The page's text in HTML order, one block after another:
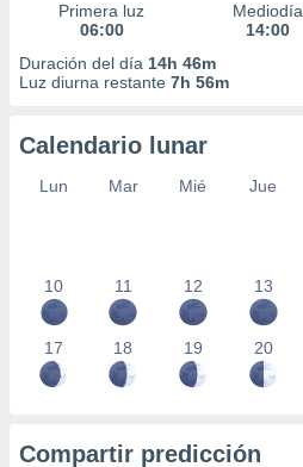
Primera luz
06:00
Mediodía
14:00
Duración del día 14h 46m
Luz diurna restante 7h 56m
Calendario lunar
Lun Mar Mié Jue
10 11 12 13
17 18 19 20
Compartir predicción